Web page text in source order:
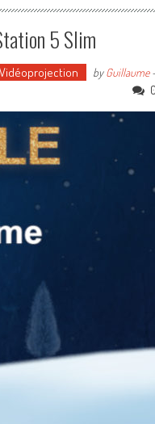
5 Slim
Vidéoprojection byGuillaume